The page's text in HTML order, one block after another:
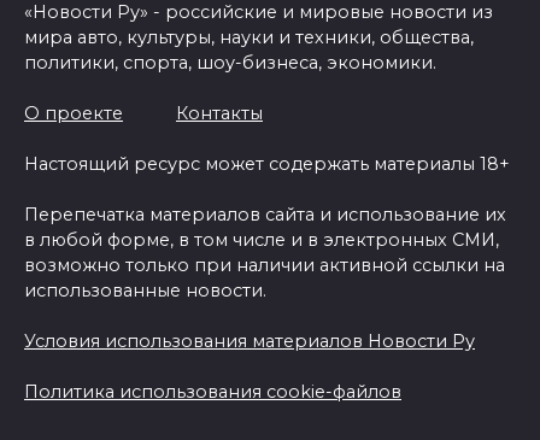
«Новости Ру» - российские и мировые новости из
мира авто, культуры, науки и техники, общества,
политики, спорта, шоу-бизнеса, экономики.
О проекте Контакты
Настоящий ресурс может содержать материалы 18+
Перепечатка материалов сайта и использование их
в любой форме, в том числе и в электронных СМИ,
возможно только при наличии активной ссылки на
использованные новости.
Условия использования материалов Новости Ру
Политика использования cookie-файлов